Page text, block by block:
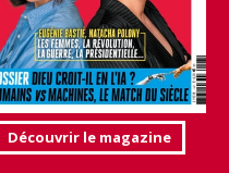
Découvrir le magazine